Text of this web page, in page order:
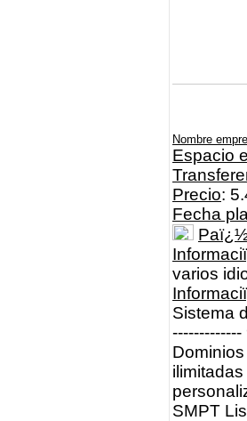
Nombre
Espacio
Precio:
Fecha
varios
Sistema
SMPT